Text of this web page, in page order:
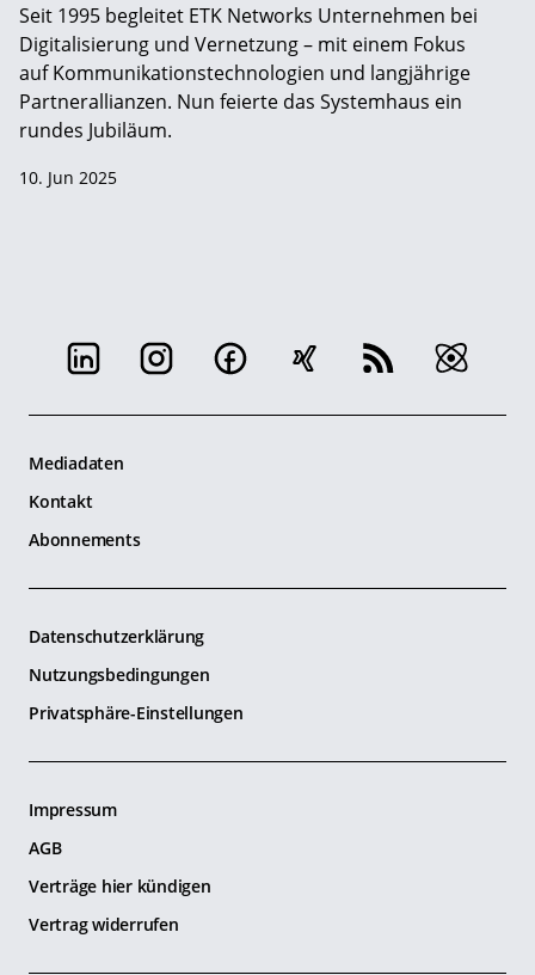
Seit 1995 begleitet ETK Networks Unternehmen bei
Digitalisierung und Vernetzung – mit einem Fokus
auf Kommunikationstechnologien und langjährige
Partnerallianzen. Nun feierte das Systemhaus ein
rundes Jubiläum.
10. Jun 2025
Mediadaten
Kontakt
Abonnements
Datenschutzerklärung
Nutzungsbedingungen
Privatsphäre-Einstellungen
Impressum
AGB
Verträge hier kündigen
Vertrag widerrufen